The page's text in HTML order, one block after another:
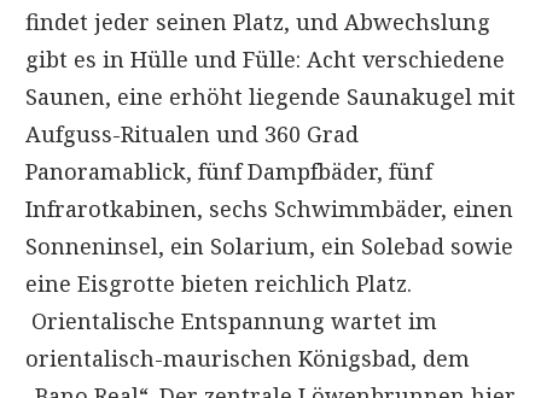
findet jeder seinen Platz, und Abwechslung
gibt es in Hülle und Fülle: Acht verschiedene
Saunen, eine erhöht liegende Saunakugel mit
Aufguss-Ritualen und 360 Grad
Panoramablick, fünf Dampfbäder, fünf
Infrarotkabinen, sechs Schwimmbäder, einen
Sonneninsel, ein Solarium, ein Solebad sowie
eine Eisgrotte bieten reichlich Platz.
Orientalische Entspannung wartet im
orientalisch-maurischen Königsbad, dem